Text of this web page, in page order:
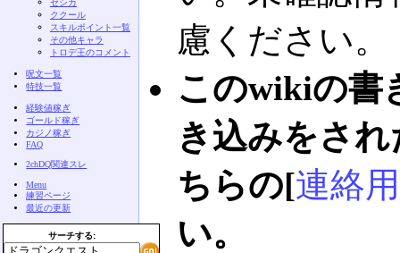
慮ください。
このwikiの書
き込みをさ
ちらの[連絡
い。
ククール
スキルポイント一覧
その他キャラ
トロデ王のコメント
呪文一覧
特技一覧
経験値稼ぎ
ゴールド稼ぎ
カジノ稼ぎ
FAQ
2chDQ関連スレ
Menu
練習ページ
最近の更新
サーチする: